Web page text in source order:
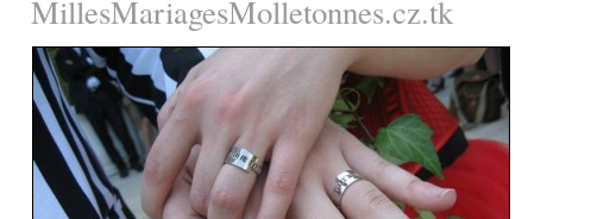
MillesMariagesMolletonnes.cz.tk